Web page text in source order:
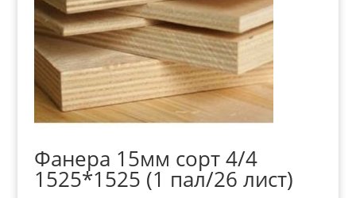
Фанера 15мм сорт 4/4
1525*1525 (1 пал/26 лист)